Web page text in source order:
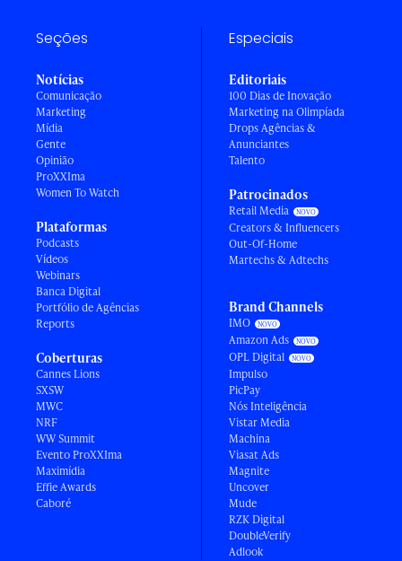
Seções
Notícias
Comunicação
Marketing
Mídia
Gente
Opinião
ProXXIma
Women To Watch
Plataformas
Podcasts
Vídeos
Webinars
Banca Digital
Portfólio de Agências
Reports
Coberturas
Cannes Lions
SXSW
MWC
NRF
WW Summit
Evento ProXXIma
Maximídia
Effie Awards
Caboré
Especiais
Editoriais
100 Dias de Inovação
Marketing na Olimpíada
Drops Agências &
Anunciantes
Talento
Patrocinados
Retail Media
Creators & Influencers
Out-Of-Home
Martechs & Adtechs
Brand Channels
IMO
Amazon Ads
OPL Digital
Impulso
PicPay
Nós Inteligência
Vistar Media
Machina
Viasat Ads
Magnite
Uncover
Mude
RZK Digital
DoubleVerify
Adlook